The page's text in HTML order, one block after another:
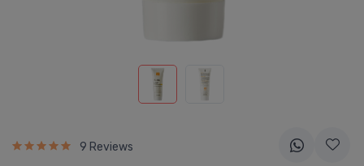
9 Reviews